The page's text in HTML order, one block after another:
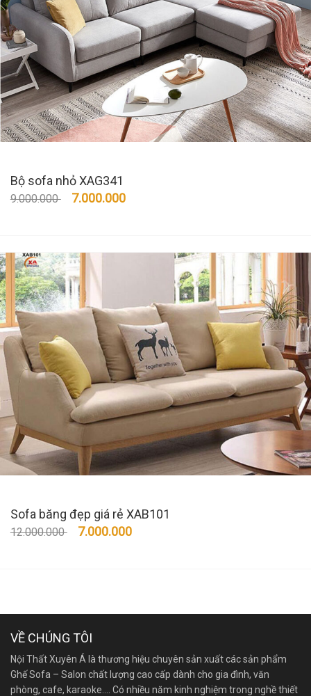
Bộ sofa nhỏ XAG341
9.000.000 7.000.000
Sofa băng đẹp giá rẻ XAB101
12.000.000 7.000.000
VỀ CHÚNG TÔI
Nội Thất Xuyên Á là thương hiệu chuyên sản xuất các sản phẩm
Ghế Sofa – Salon chất lượng cao cấp dành cho gia đình, văn
phòng, cafe, karaoke…. Có nhiều năm kinh nghiệm trong nghề thiết